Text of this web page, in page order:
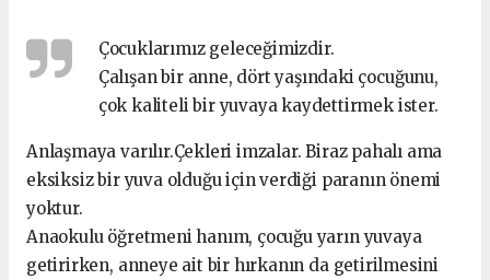
Çocuklarımız geleceğimizdir.
Çalışan bir anne, dört yaşındaki çocuğunu,
çok kaliteli bir yuvaya kaydettirmek ister.
Anlaşmaya varılır.Çekleri imzalar. Biraz pahalı ama
eksiksiz bir yuva olduğu için verdiği paranın önemi
yoktur.
Anaokulu öğretmeni hanım, çocuğu yarın yuvaya
getirirken, anneye ait bir hırkanın da getirilmesini